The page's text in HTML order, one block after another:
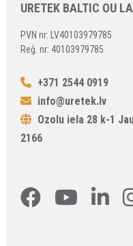
URETEK BALTIC OU
PVN nr: LV40103979785
Reģ. nr: 40103979785
+371 2544 0919
info@uretek.lv
Ozolu iela 28 k-1
2166